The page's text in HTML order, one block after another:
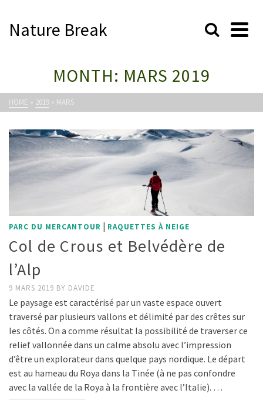
Nature Break
MONTH: MARS 2019
HOME » 2019 » MARS
PARC DU MERCANTOUR | RAQUETTES À NEIGE
Col de Crous et Belvédère de
l’Alp
9 MARS 2019 BY DAVIDE
Le paysage est caractérisé par un vaste espace ouvert
traversé par plusieurs vallons et délimité par des crêtes sur
les côtés. On a comme résultat la possibilité de traverser ce
relief vallonnée dans un calme absolu avec l’impression
d’être un explorateur dans quelque pays nordique. Le départ
est au hameau du Roya dans la Tinée (à ne pas confondre
avec la vallée de la Roya à la frontière avec l’Italie). …